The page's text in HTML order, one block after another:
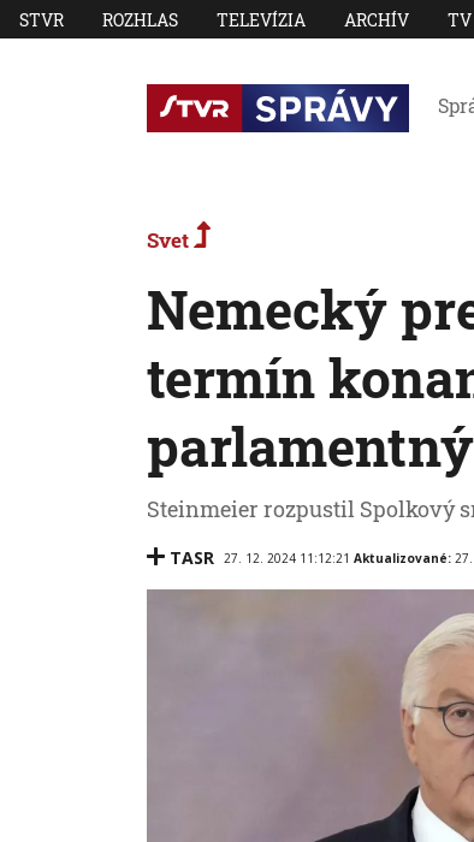
STVR ROZHLAS TELEVÍZIA ARCHÍV TV
Svet
Nemecký
termín
Steinmeier rozpustil Spolkový
TASR 27. 12. 2024 11:12:21 Aktualizované: